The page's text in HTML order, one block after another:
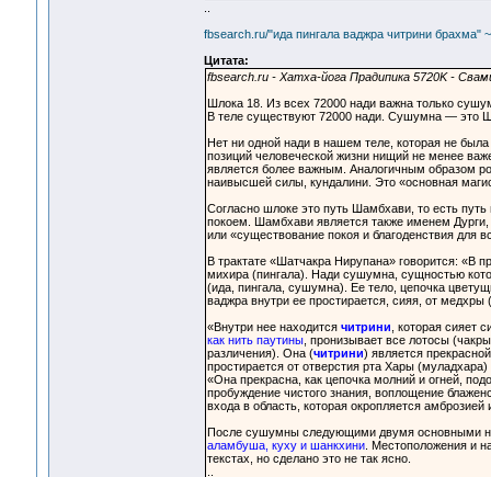
fbsearch.ru/"ида пингала ваджра читрини брахма"
Цитата:
fbsearch.ru - Хатха-йога Прадипика 5720K -
Шлока 18. Из всех 72000 нади важна только
В теле существуют 72000 нади. Сушумна — это
Нет ни одной нади в нашем теле, которая не
позиций человеческой жизни нищий не менее
является более важным. Аналогичным образом
наивысшей силы, кундалини. Это «основная
Согласно шлоке это путь Шамбхави, то есть
покоем. Шамбхави является также именем
или «существование покоя и благоденствия для
В трактате «Шатчакра Нирупана» говорится: «В
михира (пингала). Нади сушумна, сущностью
(ида, пингала, сушумна). Ее тело, цепочка
ваджра внутри ее простирается, сияя, от медхры
«Внутри нее находится читрини , которая сияет
как нить паутины, пронизывает все лотосы
различения). Она (читрини) является
простирается от отверстия рта Хары
«Она прекрасна, как цепочка молний и огней,
пробуждение чистого знания, воплощение
входа в область, которая окропляется
После сушумны следующими двумя основными
аламбуша, куху и шанкхини. Местоположения и
текстах, но сделано это не так ясно.